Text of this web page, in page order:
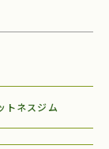
トネスジム